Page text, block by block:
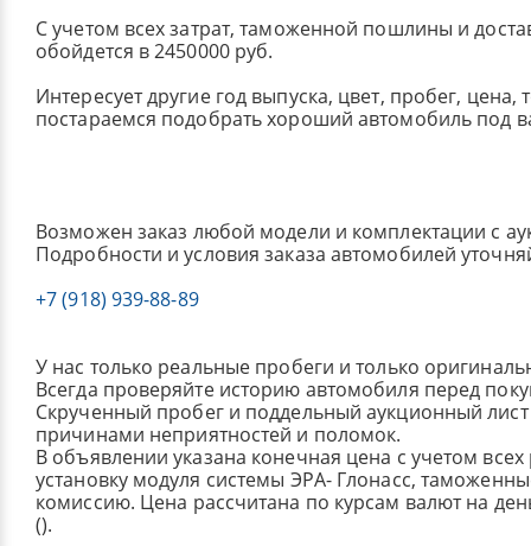
С учетом всех затрат, таможенной пошлины и
обойдется в 2450000 руб.
Интересует другие год выпуска, цвет, пробег, цена,
постараемся подобрать хороший автомобиль под
Возможен заказ любой модели и комплектации с
Подробности и условия заказа автомобилей
+7 (918) 939-88-89
У нас только реальные пробеги и только
Всегда проверяйте историю автомобиля перед
Скрученный пробег и поддельный аукционный лист
причинами неприятностей и поломок.
В объявлении указана конечная цена с учетом
установку модуля системы ЭРА- Глонасс,
комиссию. Цена рассчитана по курсам валют на
().